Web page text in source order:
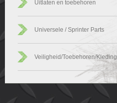
Uitlaten en toebehoren
Universele / Sprinter Parts
Veiligheid/Toebehoren/Kleding